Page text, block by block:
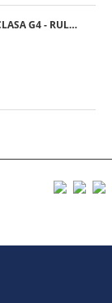
MATERIAL FILTRANT CLASA G4 - RULOU